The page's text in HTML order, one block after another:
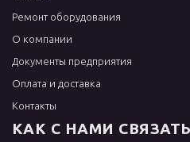
Ремонт оборудования
О компании
Документы предприятия
Оплата и доставка
Контакты
КАК С НАМИ